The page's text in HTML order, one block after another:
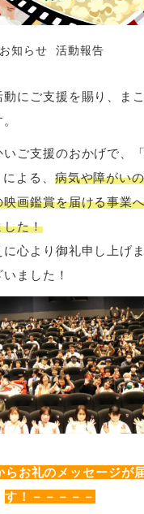
お知らせ 活動報告
にご支援を賜り、ま
いご支援のおかげで、
よる、 病気や障がい
画鑑賞を届ける事業
した！
心より御礼申し上げ
ました！
らお礼のメッセージが
す！－－－－－